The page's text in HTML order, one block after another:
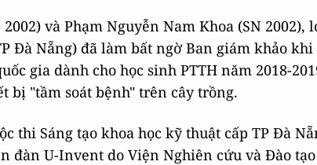
và Phạm Nguyễn Nam Khoa (SN 2002),
Đà Nẵng) đã làm bất ngờ Ban giám khảo khi
gia dành cho học sinh PTTH năm 2018-
bị "tầm soát bệnh" trên cây trồng.
thi Sáng tạo khoa học kỹ thuật cấp TP Đà
đàn U-Invent do Viện Nghiên cứu và Đào